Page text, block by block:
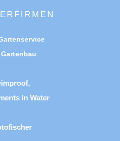
in Water